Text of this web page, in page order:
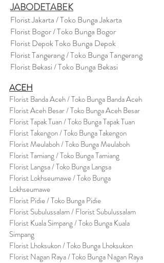
JABODETABEK
Florist Jakarta / Toko Bunga Jakarta
Florist Bogor / Toko Bunga Bogor
Florist Depok Toko Bunga Depok
Florist Tangerang / Toko Bunga Tangerang
Florist Bekasi / Toko Bunga Bekasi
ACEH
Florist Banda Aceh / Toko Bunga Banda Aceh
Florist Aceh Besar / Toko Bunga Aceh Besar
Florist Tapak Tuan / Toko Bunga Tapak Tuan
Florist Takengon / Toko Bunga Takengon
Florist Meulaboh / Toko Bunga Meulaboh
Florist Tamiang / Toko Bunga Tamiang
Florist Langsa / Toko Bunga Langsa
Florist Lokhseumawe / Toko Bunga
Lokhseumawe
Florist Pidie / Toko Bunga Pidie
Florist Subulussalam / Florist Subulussalam
Florist Kuala Simpang / Toko Bunga Kuala
Simpang
Florist Lhoksukon / Toko Bunga Lhoksukon
Florist Nagan Raya / Toko Bunga Nagan Raya